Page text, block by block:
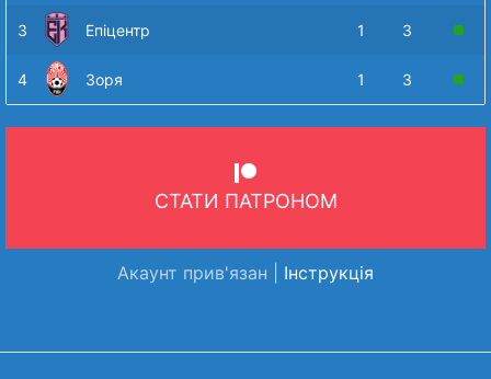
3 Епіцентр 1 3
4 Зоря 1 3
СТАТИ ПАТРОНОМ
Акаунт прив'язан | Інструкція